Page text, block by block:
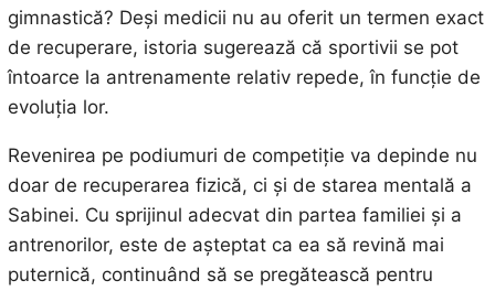
gimnastică? Deși medicii nu au oferit un termen exact
de recuperare, istoria sugerează că sportivii se pot
întoarce la antrenamente relativ repede, în funcție de
evoluția lor.
Revenirea pe podiumuri de competiție va depinde nu
doar de recuperarea fizică, ci și de starea mentală a
Sabinei. Cu sprijinul adecvat din partea familiei și a
antrenorilor, este de așteptat ca ea să revină mai
puternică, continuând să se pregătească pentru